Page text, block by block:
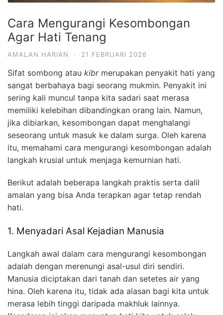
Cara Mengurangi Kesombongan
Agar Hati Tenang
AMALAN HARIAN · 21 FEBRUARI 2026
Sifat sombong atau kibrmerupakan penyakit hati yang
sangat berbahaya bagi seorang mukmin. Penyakit ini
sering kali muncul tanpa kita sadari saat merasa
memiliki kelebihan dibandingkan orang lain. Namun,
jika dibiarkan, kesombongan dapat menghalangi
seseorang untuk masuk ke dalam surga. Oleh karena
itu, memahami cara mengurangi kesombongan adalah
langkah krusial untuk menjaga kemurnian hati.
Berikut adalah beberapa langkah praktis serta dalil
amalan yang bisa Anda terapkan agar tetap rendah
hati.
1. Menyadari Asal Kejadian Manusia
Langkah awal dalam cara mengurangi kesombongan
adalah dengan merenungi asal-usul diri sendiri.
Manusia diciptakan dari tanah dan setetes air yang
hina. Oleh karena itu, tidak ada alasan bagi kita untuk
merasa lebih tinggi daripada makhluk lainnya.